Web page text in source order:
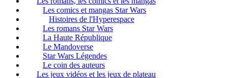
Les comics et mangas Star Wars
Histoires de l'Hyperespace
Les romans Star Wars
La Haute République
Le Mandoverse
Star Wars Légendes
Le coin des auteurs
Les jeux vidéos et les jeux de plateau